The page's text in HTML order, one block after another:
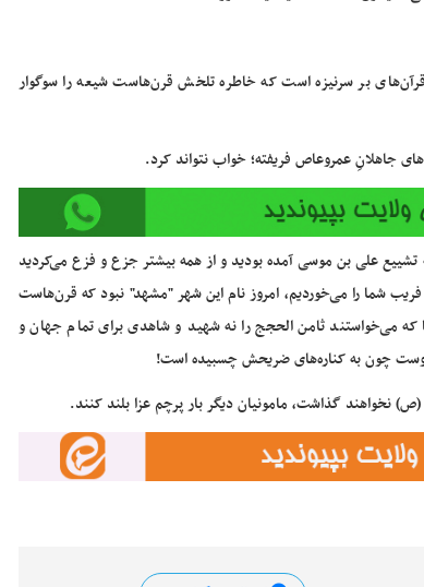
بر سرنیزه است که خاطره تلخش قرن‌هاست شیعه را سوگوار
جاهلانِ عمروعاص فریفته؛ خواب نتواند کرد.
تشییع علی بن موسی آمده بودید و از همه بیشتر جزع و فزع می‌کردید
فریب شما را می‌خوردیم، امروز نام این شهر "مشهد" نبود که قرن‌هاست
که می‌خواستند ثامن الحجج را نه شهید و شاهدی برای تمام جهان و
اوست چون به کناره‌های ضریحش چسبیده است!
گذاشت، مامونیان دیگر بار پرچم عزا بلند کنند.